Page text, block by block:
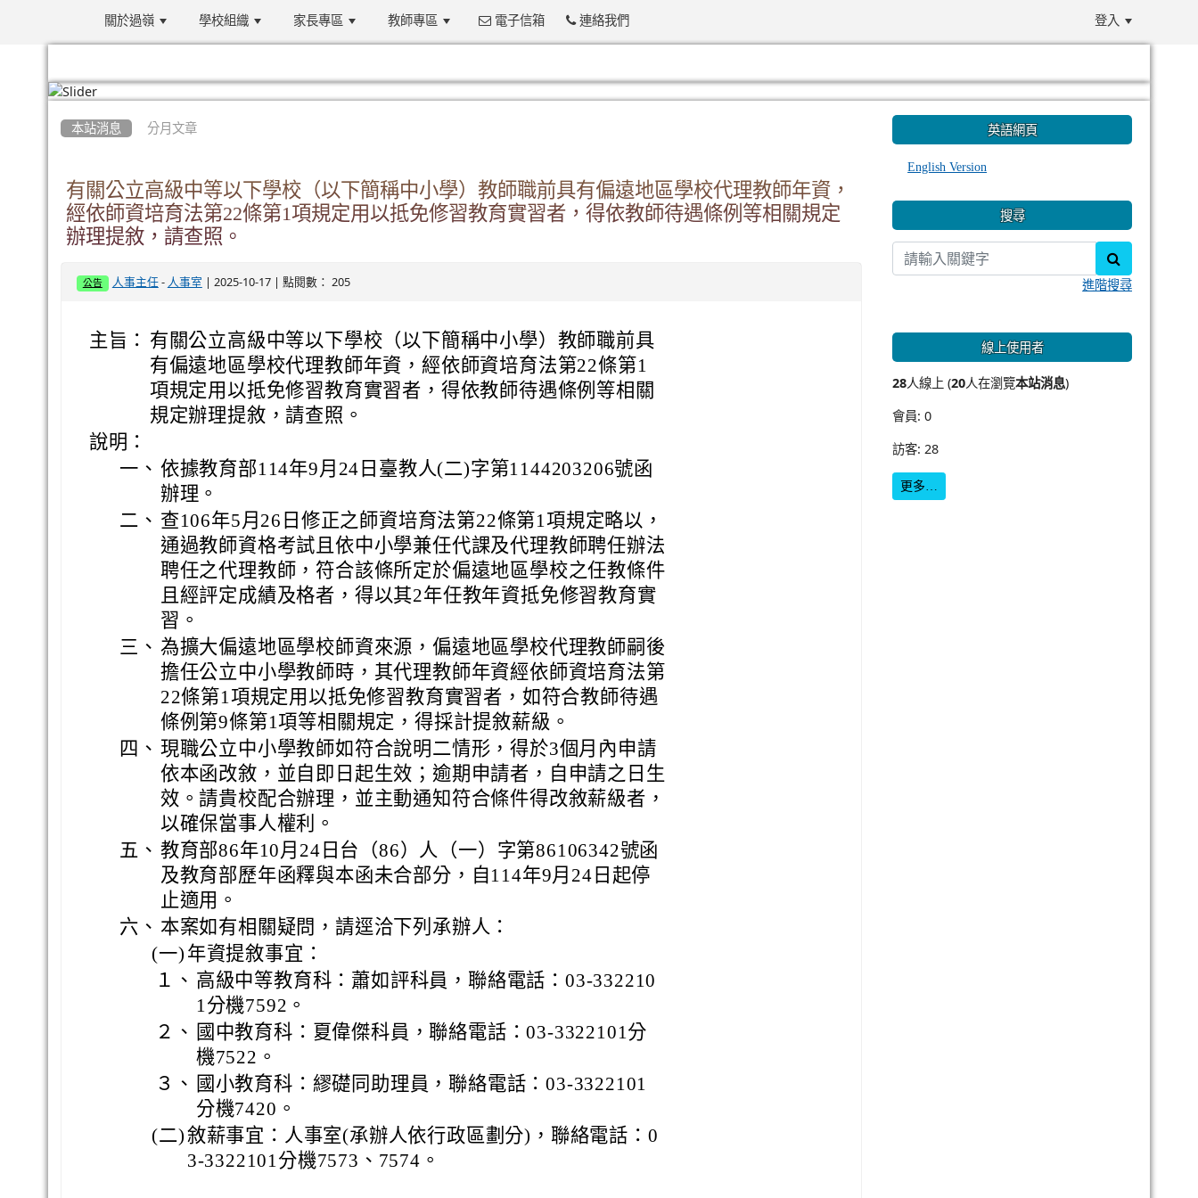
關於過嶺 學校組織 家長專區 教師專區 電子信箱 連絡我們 登入
本站消息 分月文章
有關公立高級中等以下學校（以下簡稱中小學）教師職前具有偏遠地區學校代理教師年資，
經依師資培育法第22條第1項規定用以抵免修習教育實習者，得依教師待遇條例等相關規定
辦理提敘，請查照。
公告 人事主任- 人事室 | 2025-10-17 | 點閱數： 205
主旨： 有關公立高級中等以下學校（以下簡稱中小學）教師職前具
有偏遠地區學校代理教師年資，經依師資培育法第22條第1
項規定用以抵免修習教育實習者，得依教師待遇條例等相關
規定辦理提敘，請查照。
說明：
一、 依據教育部114年9月24日臺教人(二)字第1144203206號函
辦理。
二、 查106年5月26日修正之師資培育法第22條第1項規定略以，
通過教師資格考試且依中小學兼任代課及代理教師聘任辦法
聘任之代理教師，符合該條所定於偏遠地區學校之任教條件
且經評定成績及格者，得以其2年任教年資抵免修習教育實
習。
三、 為擴大偏遠地區學校師資來源，偏遠地區學校代理教師嗣後
擔任公立中小學教師時，其代理教師年資經依師資培育法第
22條第1項規定用以抵免修習教育實習者，如符合教師待遇
條例第9條第1項等相關規定，得採計提敘薪級。
四、 現職公立中小學教師如符合說明二情形，得於3個月內申請
依本函改敘，並自即日起生效；逾期申請者，自申請之日生
效。請貴校配合辦理，並主動通知符合條件得改敘薪級者，
以確保當事人權利。
五、 教育部86年10月24日台（86）人（一）字第86106342號函
及教育部歷年函釋與本函未合部分，自114年9月24日起停
止適用。
六、 本案如有相關疑問，請逕洽下列承辦人：
(一) 年資提敘事宜：
１、 高級中等教育科：蕭如評科員，聯絡電話：03-332210
1分機7592。
２、 國中教育科：夏偉傑科員，聯絡電話：03-3322101分
機7522。
３、 國小教育科：繆礎同助理員，聯絡電話：03-3322101
分機7420。
(二)敘薪事宜：人事室(承辦人依行政區劃分)，聯絡電話：0
3-3322101分機7573、7574。
英語網頁
English Version
搜尋
進階搜尋
線上使用者
28人線上 (20人在瀏覽本站消息)
會員: 0
訪客: 28
更多…